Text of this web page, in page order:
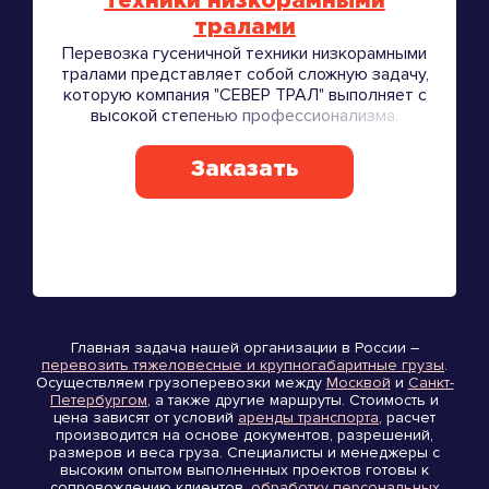
тралами
Перевозка гусеничной техники низкорамными
тралами представляет собой сложную задачу,
которую компания "СЕВЕР ТРАЛ" выполняет с
высокой степенью профессионализма.
Заказать
Главная задача нашей организации в России –
перевозить тяжеловесные и крупногабаритные грузы.
Осуществляем грузоперевозки между Москвой и Санкт-
Петербургом, а также другие маршруты. Стоимость и
цена зависят от условий аренды транспорта, расчет
производится на основе документов, разрешений,
размеров и веса груза. Специалисты и менеджеры с
высоким опытом выполненных проектов готовы к